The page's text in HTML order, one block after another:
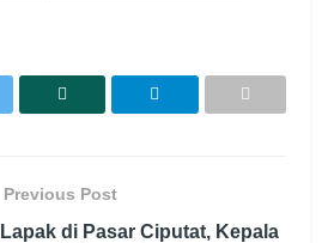
Previous Post
di Pasar Ciputat, Kepala